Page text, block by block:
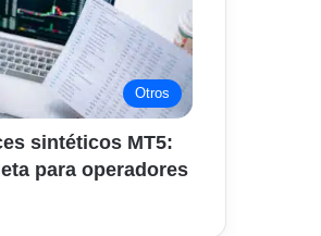
Otros
sintéticos MT5:
para operadores